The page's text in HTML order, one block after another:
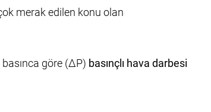
merak edilen konu olan
göre (ΔP) basınçlı hava darbesi